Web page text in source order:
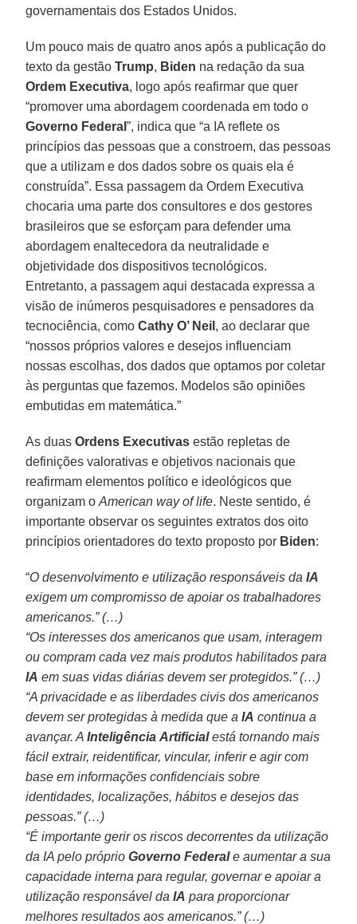
governamentais dos Estados Unidos.
Um pouco mais de quatro anos após a publicação do
texto da gestãoTrump, Biden na redação da sua
Ordem Executiva, logo após reafirmar que quer
“promover uma abordagem coordenada em todo o
Governo Federal”, indica que “a IA reflete os
princípios das pessoas que a constroem, das pessoas
que a utilizam e dos dados sobre os quais ela é
construída”. Essa passagem da Ordem Executiva
chocaria uma parte dos consultores e dos gestores
brasileiros que se esforçam para defender uma
abordagem enaltecedora da neutralidade e
objetividade dos dispositivos tecnológicos.
Entretanto, a passagem aqui destacada expressa a
visão de inúmeros pesquisadores e pensadores da
tecnociência, comoCathy O’ Neil , ao declarar que
“nossos próprios valores e desejos influenciam
nossas escolhas, dos dados que optamos por coletar
às perguntas que fazemos. Modelos são opiniões
embutidas em matemática.”
As duasOrdens Executivas estão repletas de
definições valorativas e objetivos nacionais que
reafirmam elementos político e ideológicos que
organizam oAmerican way of life. Neste sentido, é
importante observar os seguintes extratos dos oito
princípios orientadores do texto proposto por Biden:
“O desenvolvimento e utilização responsáveis daIA
exigem um compromisso de apoiar os trabalhadores
americanos.” (…)
“Os interesses dos americanos que usam, interagem
ou compram cada vez mais produtos habilitados para
IA em suas vidas diárias devem ser protegidos.” (…)
“A privacidade e as liberdades civis dos americanos
devem ser protegidas à medida que aIA continua a
avançar. AInteligência Artificialestá tornando mais
fácil extrair, reidentificar, vincular, inferir e agir com
base em informações confidenciais sobre
identidades, localizações, hábitos e desejos das
pessoas.” (…)
“É importante gerir os riscos decorrentes da utilização
da IA pelo próprioGoverno Federale aumentar a sua
capacidade interna para regular, governar e apoiar a
utilização responsável daIA para proporcionar
melhores resultados aos americanos.” (…)